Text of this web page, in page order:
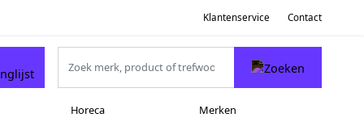
Klantenservice Contact
Horeca Merken